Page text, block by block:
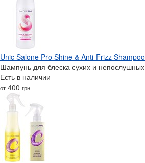
Unic Salone Pro Shine & Anti-Frizz Shampoo
Шампунь для блеска сухих и
Есть в наличии
от 400 грн